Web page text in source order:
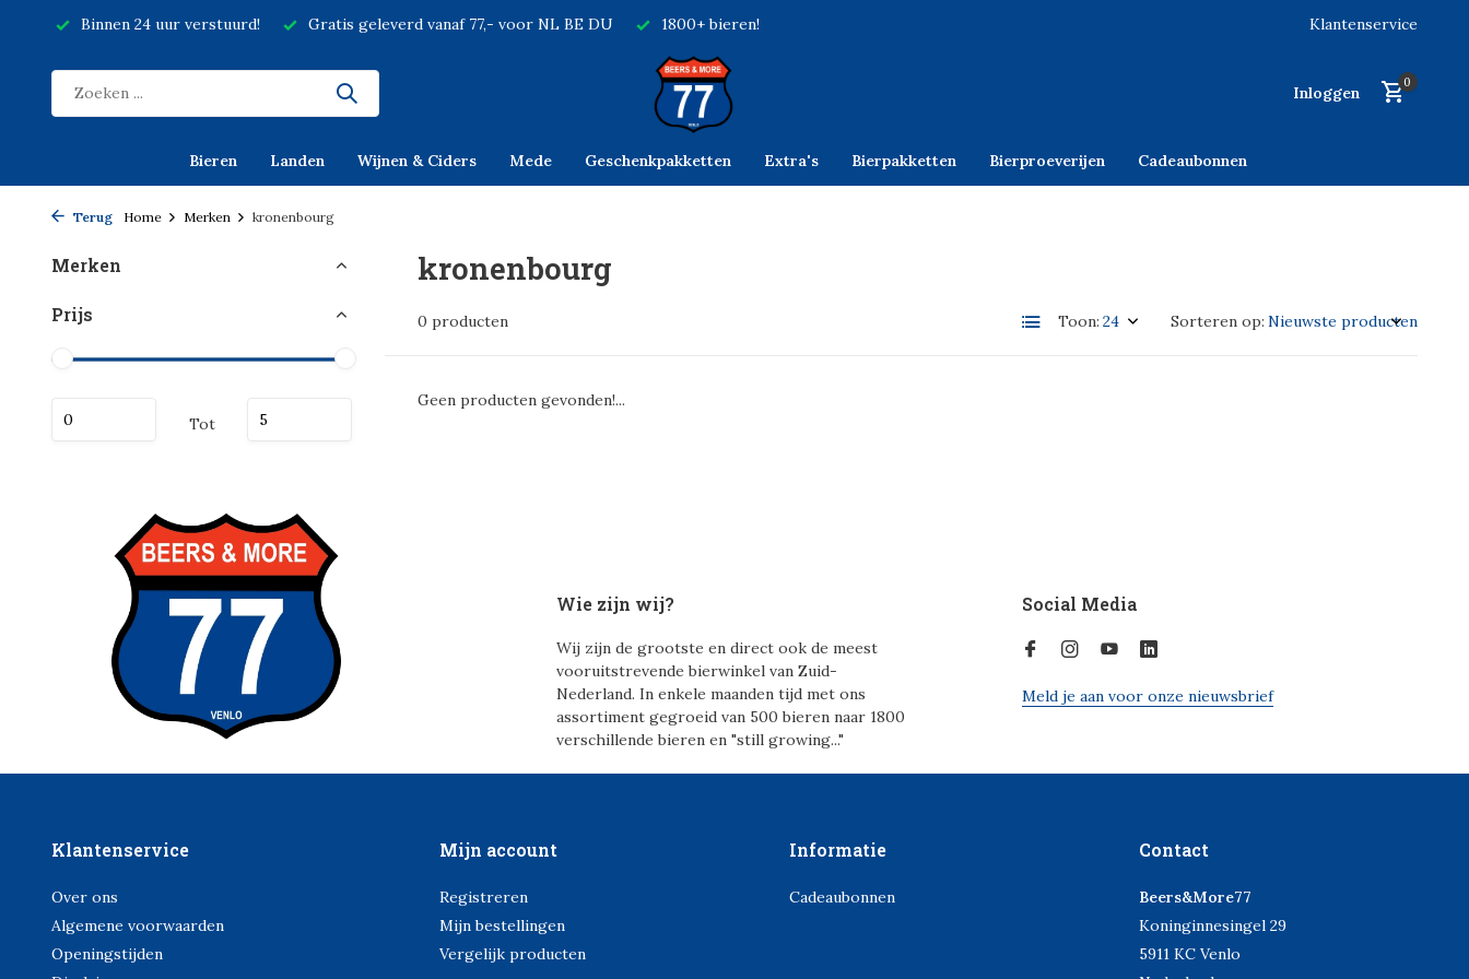
Binnen 24 uur verstuurd! Gratis geleverd vanaf 77,- voor NL BE DU 1800+ bieren! Klantenservice
Inloggen
0
Bieren Landen Wijnen & Ciders Mede Geschenkpakketten Extra's Bierpakketten Bierproeverijen Cadeaubonnen
Terug Home Merken kronenbourg
Merken
Prijs
Tot
kronenbourg
0 producten Toon: Sorteren op:
Geen producten gevonden!...
Wie zijn wij?
Wij zijn de grootste en direct ook de meest
vooruitstrevende bierwinkel van Zuid-
Nederland. In enkele maanden tijd met ons
assortiment gegroeid van 500 bieren naar 1800
verschillende bieren en "still growing..."
Social Media
Meld je aan voor onze nieuwsbrief
Klantenservice
Over ons
Algemene voorwaarden
Openingstijden
Mijn account
Registreren
Mijn bestellingen
Vergelijk producten
Informatie
Cadeaubonnen
Contact
Beers&More77
Koninginnesingel 29
5911 KC Venlo